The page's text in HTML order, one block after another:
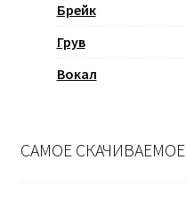
Брейк
Грув
Вокал
САМОЕ СКАЧИВАЕМОЕ